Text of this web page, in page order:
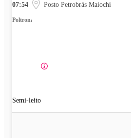
07:54 Posto Petrobrás Maiochi
Poltrona
Semi-leito